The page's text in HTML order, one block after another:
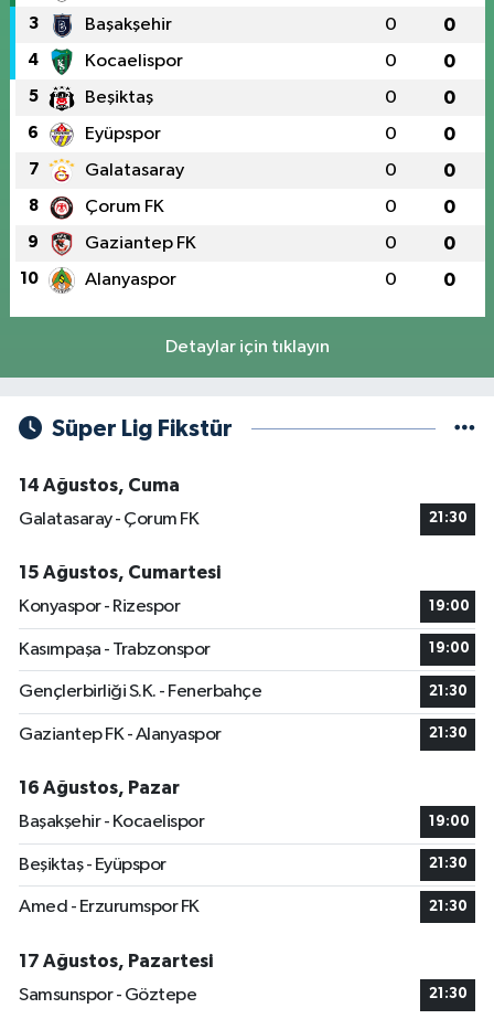
3 Başakşehir 0 0
4 Kocaelispor 0 0
5 Beşiktaş 0 0
6 Eyüpspor 0 0
7 Galatasaray 0 0
8 Çorum FK 0 0
9 Gaziantep FK 0 0
10 Alanyaspor 0 0
Detaylar için tıklayın
Süper Lig Fikstür
14 Ağustos, Cuma
Galatasaray - Çorum FK
21:30
15 Ağustos, Cumartesi
Konyaspor - Rizespor
19:00
Kasımpaşa - Trabzonspor 19:00
Gençlerbirliği S.K. - Fenerbahçe 21:30
Gaziantep FK - Alanyaspor 21:30
16 Ağustos, Pazar
Başakşehir - Kocaelispor
19:00
Beşiktaş - Eyüpspor 21:30
Amed - Erzurumspor FK 21:30
17 Ağustos, Pazartesi
Samsunspor - Göztepe
21:30